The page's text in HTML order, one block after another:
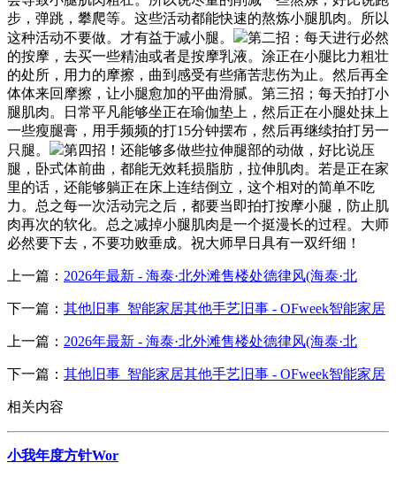
步，弹跳，攀爬等。这些活动都能快速的熬炼小腿肌肉。所以
这种活动不要做。才有益于减小腿。
第二招：每天进行必然
的按摩，去买一些精油或者是按摩乳液。涂正在小腿比力粗壮
的处所，用力的摩擦，曲到感受有些痛苦悲伤为止。然后再全
体体来回摩擦，让小腿愈加的平曲滑腻。第三招；每天拍打小
腿肌肉。日常平凡能够坐正在瑜伽垫上，然后正在小腿处抹上
一些瘦腿膏，用手频频的打15分钟摆布，然后再继续拍打另一
只腿。
第四招！还能够多做些拉伸腿部的动做，好比说压
腿，卧式体前曲，都能无效耗损脂肪，拉伸肌肉。若是正在家
里的话，还能够躺正在床上连结倒立，这个相对的简单不吃
力。总之每一次活动完之后，都要当即拍打按摩小腿，防止肌
肉再次的软化。总之减掉小腿肌肉是一个挺漫长的过程。大师
必然要下去，不要功败垂成。祝大师早日具有一双纤细！
上一篇： 2026年最新 - 海泰·北外滩售楼处德律风(海泰·北
下一篇： 其他旧事_智能家居其他手艺旧事 - OFweek智能家居
上一篇： 2026年最新 - 海泰·北外滩售楼处德律风(海泰·北
下一篇： 其他旧事_智能家居其他手艺旧事 - OFweek智能家居
相关内容
小我年度方针Wor